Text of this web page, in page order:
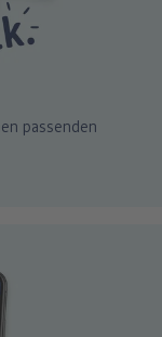
passenden